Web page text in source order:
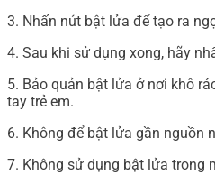
3. Nhấn nút bật lửa để tạo ra
4. Sau khi sử dụng xong, hãy
5. Bảo quản bật lửa ở nơi khô
tay trẻ em.
6. Không để bật lửa gần nguồn
7. Không sử dụng bật lửa trong